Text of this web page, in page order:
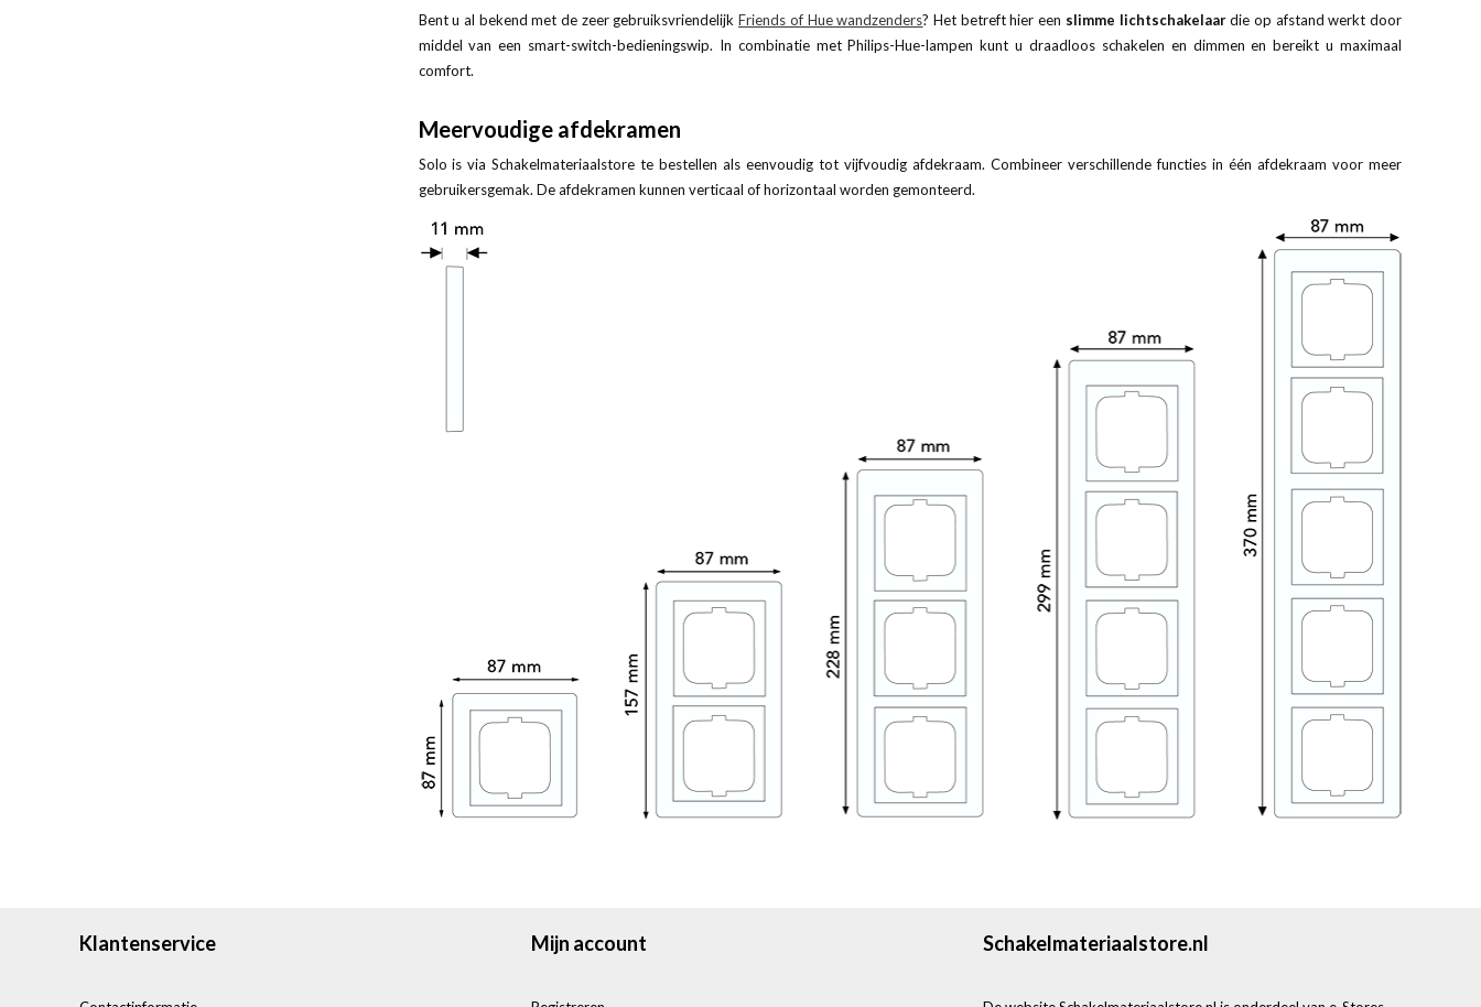
Bent u al bekend met de zeer gebruiksvriendelijkFriends of Hue wandzenders? Het betreft hier een slimme lichtschakelaardie op afstand werkt door
middel van een smart-switch-bedieningswip. In combinatie met Philips-Hue-lampen kunt u draadloos schakelen en dimmen en bereikt u maximaal
comfort.
Meervoudige afdekramen
Solo is via Schakelmateriaalstore te bestellen als eenvoudig tot vijfvoudig afdekraam. Combineer verschillende functies in één afdekraam voor meer
gebruikersgemak. De afdekramen kunnen verticaal of horizontaal worden gemonteerd.
Klantenservice Mijn account Schakelmateriaalstore.nl